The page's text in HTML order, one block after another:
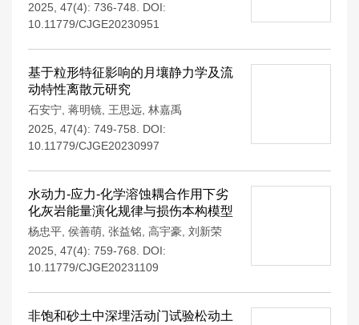
2025, 47(4): 736-748.
DOI:
10.11779/CJGE20230951
基于粒形特征影响的月壤静力学及流
动特性离散元研究
石安宁 蒋明镜 王思远 林嘉禹
2025, 47(4): 749-758.
DOI:
10.11779/CJGE20230997
水动力-应力-化学溶蚀耦合作用下劣
化灰岩能量演化规律与损伤本构模型
杨忠平 侯善萌 张益铭 高宇豪 刘新荣
2025, 47(4): 759-768.
DOI:
10.11779/CJGE20231109
非饱和砂土中深埋活动门试验松动土